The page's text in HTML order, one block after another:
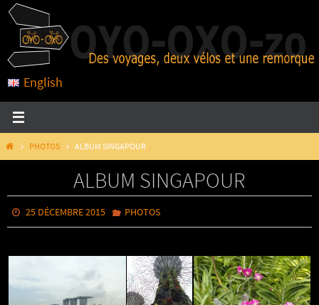
Passer
vers
contenu
English
HOMEPHOTOS ALBUM SINGAPOUR
ALBUM SINGAPOUR
25 DÉCEMBRE 2015 PHOTOS